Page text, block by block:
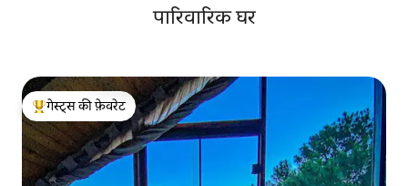
पारिवारिक घर
गेस्ट्स का टॉप फ़ेवरेट
गेस्ट्स की फ़ेवरेट